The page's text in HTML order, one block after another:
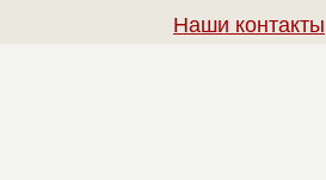
Наши контакты